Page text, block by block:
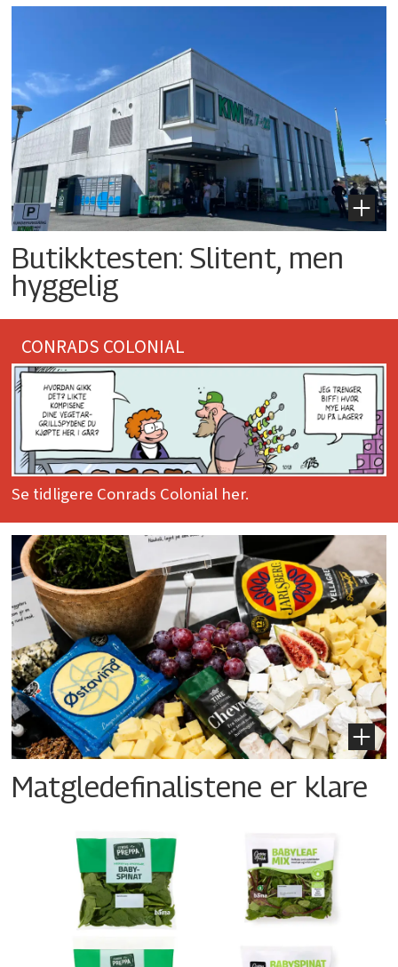
Butikktesten: Slitent, men
hyggelig
CONRADS COLONIAL
Se tidligere Conrads Colonial her.
Matgledefinalistene er klare